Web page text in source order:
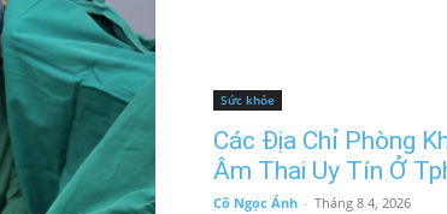
Sức khỏe
Các Địa Chỉ Phòng
Âm Thai Uy Tín Ở
Cô Ngọc Ánh - Tháng 8 4, 2026